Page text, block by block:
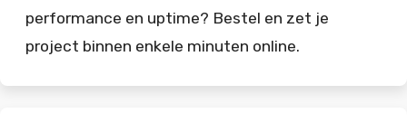
performance en uptime? Bestel en zet je
project binnen enkele minuten online.